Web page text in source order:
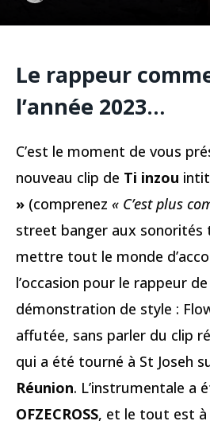
Le rappeur
l’année 2023…
C’est le moment de vous
nouveau clip de Ti inzou
» (comprenez « C’est plus
street banger aux sonorités
mettre tout le monde
l’occasion pour le rappeur
démonstration de style :
affutée, sans parler du clip
qui a été tourné à St Joseh
Réunion. L’instrumentale a
OFZECROSS, et le tout est à